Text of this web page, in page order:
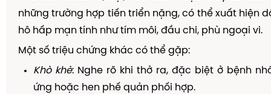
những trường hợp tiến triển nặng, có thể xuất hiện
hô hấp mạn tính như tím môi, đầu chi, phù ngoại vi.
Một số triệu chứng khác có thể gặp:
Khò khè: Nghe rõ khi thở ra, đặc biệt ở bệnh
ứng hoặc hen phế quản phối hợp.